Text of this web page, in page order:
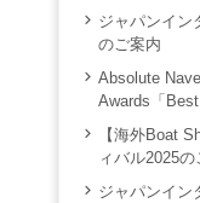
ジャパンイン
のご案内
Absolute
Awards「
【海外Boat
ィバル2025の
ジャパンイン